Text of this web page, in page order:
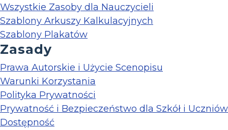
Wszystkie Zasoby dla Nauczycieli
Szablony Arkuszy Kalkulacyjnych
Szablony Plakatów
Zasady
Prawa Autorskie i Użycie Scenopisu
Warunki Korzystania
Polityka Prywatności
Prywatność i Bezpieczeństwo dla Szkół i Uczniów
Dostępność